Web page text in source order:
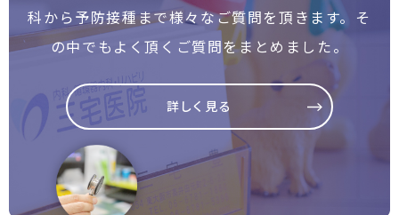
科から予防接種まで様々なご質問を頂きます。 そ
の中でもよく頂くご質問をまとめました。
詳しく見る